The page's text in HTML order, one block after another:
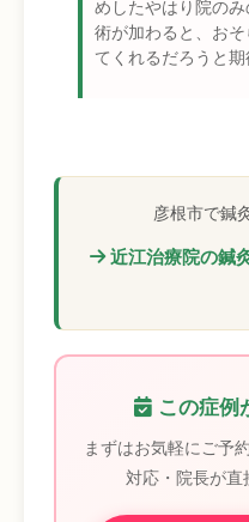
めしたやはり院の
術が加わると、お
てくれるだろうと期
彦根市で鍼
近江治療院の鍼
この症例
まずはお気軽にご予
対応・院長が直